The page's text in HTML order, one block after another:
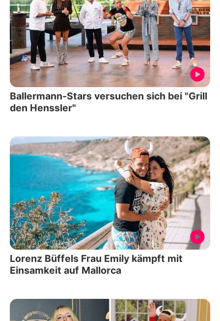
Ballermann-Stars versuchen sich bei "Grill
den Henssler"
Lorenz Büffels Frau Emily kämpft mit
Einsamkeit auf Mallorca